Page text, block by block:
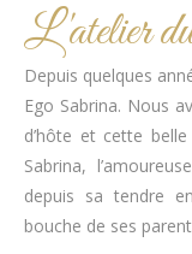
L'atelier
Depuis quelques
Ego Sabrina. Nous
d’hôte et cette
Sabrina,
depuis sa tendre
bouche de ses